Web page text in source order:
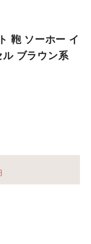
鞄 ソーホー イ
ブラウン系